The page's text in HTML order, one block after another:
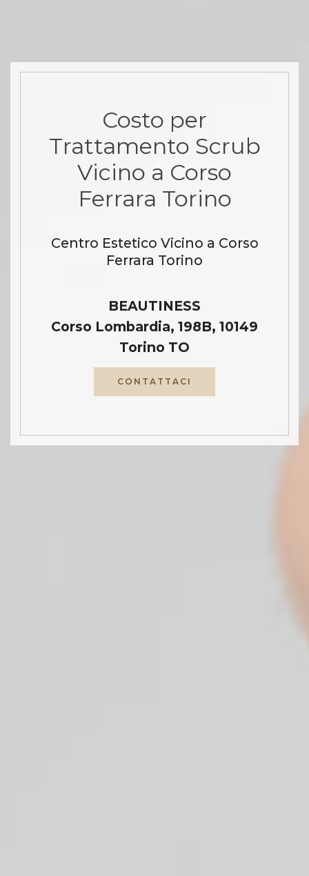
Costo per
Trattamento Scrub
Vicino a Corso
Ferrara Torino
Centro Estetico Vicino a Corso
Ferrara Torino
BEAUTINESS
Corso Lombardia, 198B, 10149
Torino TO
CONTATTACI